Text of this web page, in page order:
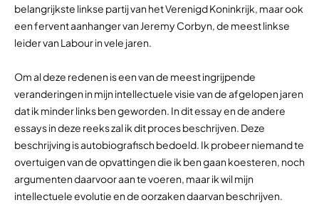
belangrijkste linkse partij van het Verenigd Koninkrijk, maar ook
een fervent aanhanger van Jeremy Corbyn, de meest linkse
leider van Labour in vele jaren.
Om al deze redenen is een van de meest ingrijpende
veranderingen in mijn intellectuele visie van de afgelopen jaren
dat ik minder links ben geworden. In dit essay en de andere
essays in deze reeks zal ik dit proces beschrijven. Deze
beschrijving is autobiografisch bedoeld. Ik probeer niemand te
overtuigen van de opvattingen die ik ben gaan koesteren, noch
argumenten daarvoor aan te voeren, maar ik wil mijn
intellectuele evolutie en de oorzaken daarvan beschrijven.